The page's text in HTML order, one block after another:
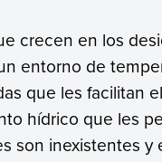
crecen en los
entorno de
que les facilitan
hídrico que les
son inexistentes y